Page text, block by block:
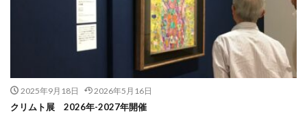
2025年9月18日 2026年5月16日
クリムト展 2026年-2027年開催